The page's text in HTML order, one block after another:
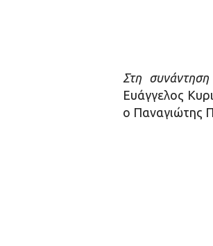
Στη
Ευάγγελος
ο Παναγιώτης